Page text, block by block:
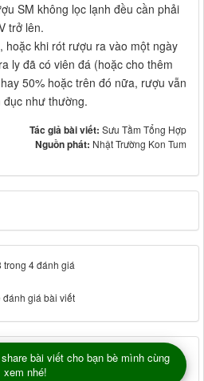
SM không lọc lạnh đều cần phải
trở lên.
hoặc khi rót rượu ra vào một ngày
ly đã có viên đá (hoặc cho thêm
50% hoặc trên đó nữa, rượu vẫn
đục như thường.
Tác giả bài viết: Sưu Tầm Tổng Hợp
Nguồn phát: Nhật Trường Kon Tum
trong 4 đánh giá
đánh giá bài viết
bài viết cho bạn bè mình cùng
xem nhé!